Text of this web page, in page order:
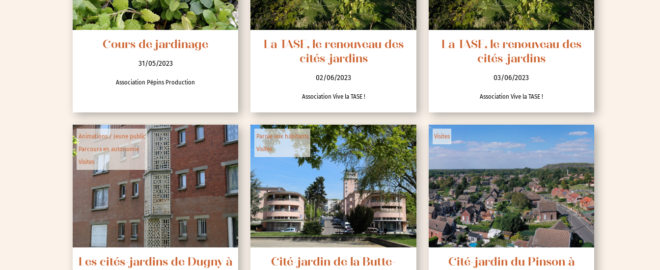
Val-de-Marne (94)
Yvelines (78)
Cours de jardinage
31/05/2023
Association Pépins Production
La TASE, le renouveau des
cités-jardins
02/06/2023
Association Vive la TASE !
La TASE, le renouveau des
cités-jardins
03/06/2023
Association Vive la TASE !
Animations / Jeune public
Parcours en autonomie
Visites
Les cités-jardins de Dugny à
Parole aux habitants
Visites
Cité-jardin de la Butte-
Visites
Cité-jardin du Pinson à